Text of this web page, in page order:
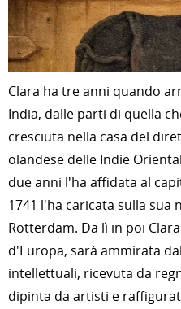
Clara ha tre anni quando
India, dalle parti di quella
cresciuta nella casa del
olandese delle Indie
due anni l'ha affidata al
1741 l'ha caricata sulla sua
Rotterdam. Da lì in poi
d'Europa, sarà ammirata
intellettuali, ricevuta da
dipinta da artisti e